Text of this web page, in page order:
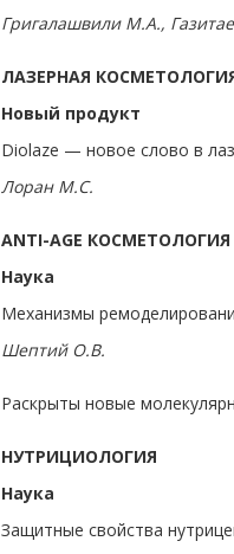
Григалашвили М.А.,
ЛАЗЕРНАЯ
Новый продукт
Diolaze — новое слово в
Лоран М.С.
ANTI-AGE КОСМЕТОЛОГИЯ
Наука
Механизмы
Шептий О.В.
Раскрыты новые
НУТРИЦИОЛОГИЯ
Наука
Защитные свойства